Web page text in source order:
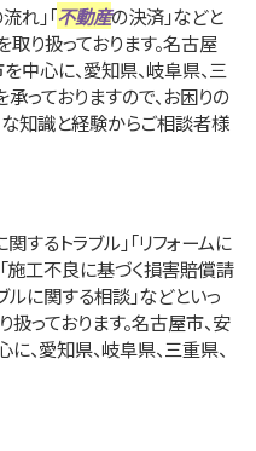
れ」「不動産の決済」などと
り扱っております。名古屋
中心に、愛知県、岐阜県、三
っておりますので、お困りの
知識と経験からご相談者様
するトラブル」「リフォームに
施工不良に基づく損害賠償請
ルに関する相談」などといっ
っております。名古屋市、安
、愛知県、岐阜県、三重県、